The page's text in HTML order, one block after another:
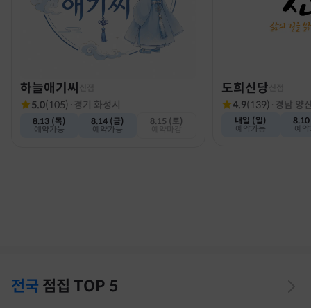
하늘애기씨
5.0(105) · 경기 화성시
8.13 (목)
예약가능
8.14 (금)
예약가능
8.15 (토)
도희신당
4.9(139) · 경남 양
내일 (일)
예약가능
예
전국 점집 TOP 5